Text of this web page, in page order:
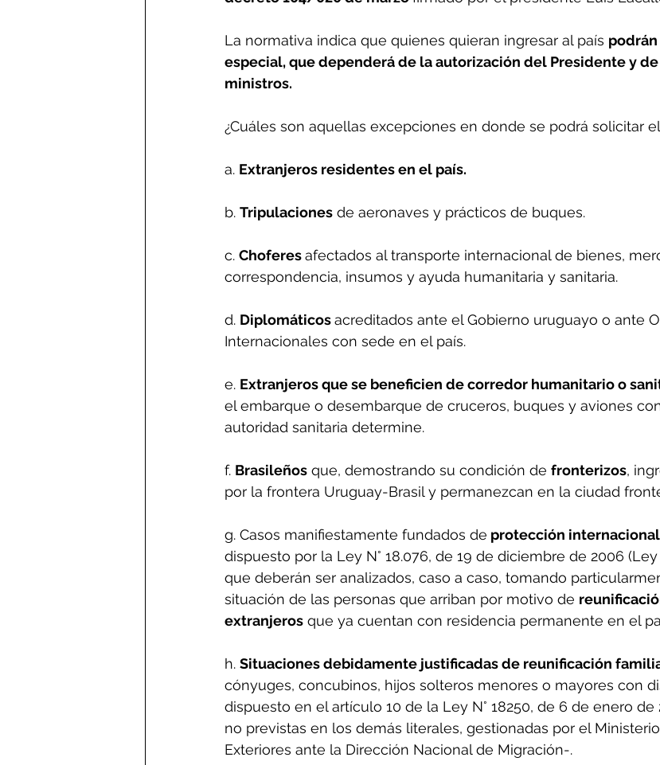
La normativa indica que quienes quieran ingresar al país
especial, que dependerá de la autorización del Presidente y
ministros.
¿Cuáles son aquellas excepciones en donde se podrá solicitar
a. Extranjeros residentes en el país.
b. Tripulaciones de aeronaves y prácticos de buques.
c. Choferes afectados al transporte internacional de bienes,
correspondencia, insumos y ayuda humanitaria y sanitaria.
d. Diplomáticos acreditados ante el Gobierno uruguayo o ante
Internacionales con sede en el país.
e. Extranjeros que se beneficien de corredor humanitario o
el embarque o desembarque de cruceros, buques y aviones
autoridad sanitaria determine.
f. Brasileños que, demostrando su condición de fronterizos,
por la frontera Uruguay-Brasil y permanezcan en la ciudad
g. Casos manifiestamente fundados de protección internacional
dispuesto por la Ley N° 18.076, de 19 de diciembre de 2006
que deberán ser analizados, caso a caso, tomando
situación de las personas que arriban por motivo de
extranjeros que ya cuentan con residencia permanente en el
h. Situaciones debidamente justificadas de reunificación
cónyuges, concubinos, hijos solteros menores o mayores con
dispuesto en el artículo 10 de la Ley N° 18250, de 6 de enero de
no previstas en los demás literales, gestionadas por el
Exteriores ante la Dirección Nacional de Migración-.